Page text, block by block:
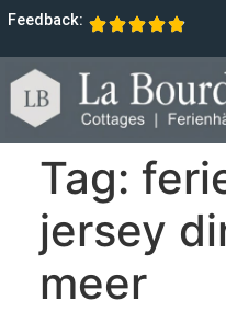
Feedback:
Tag:
jersey
meer